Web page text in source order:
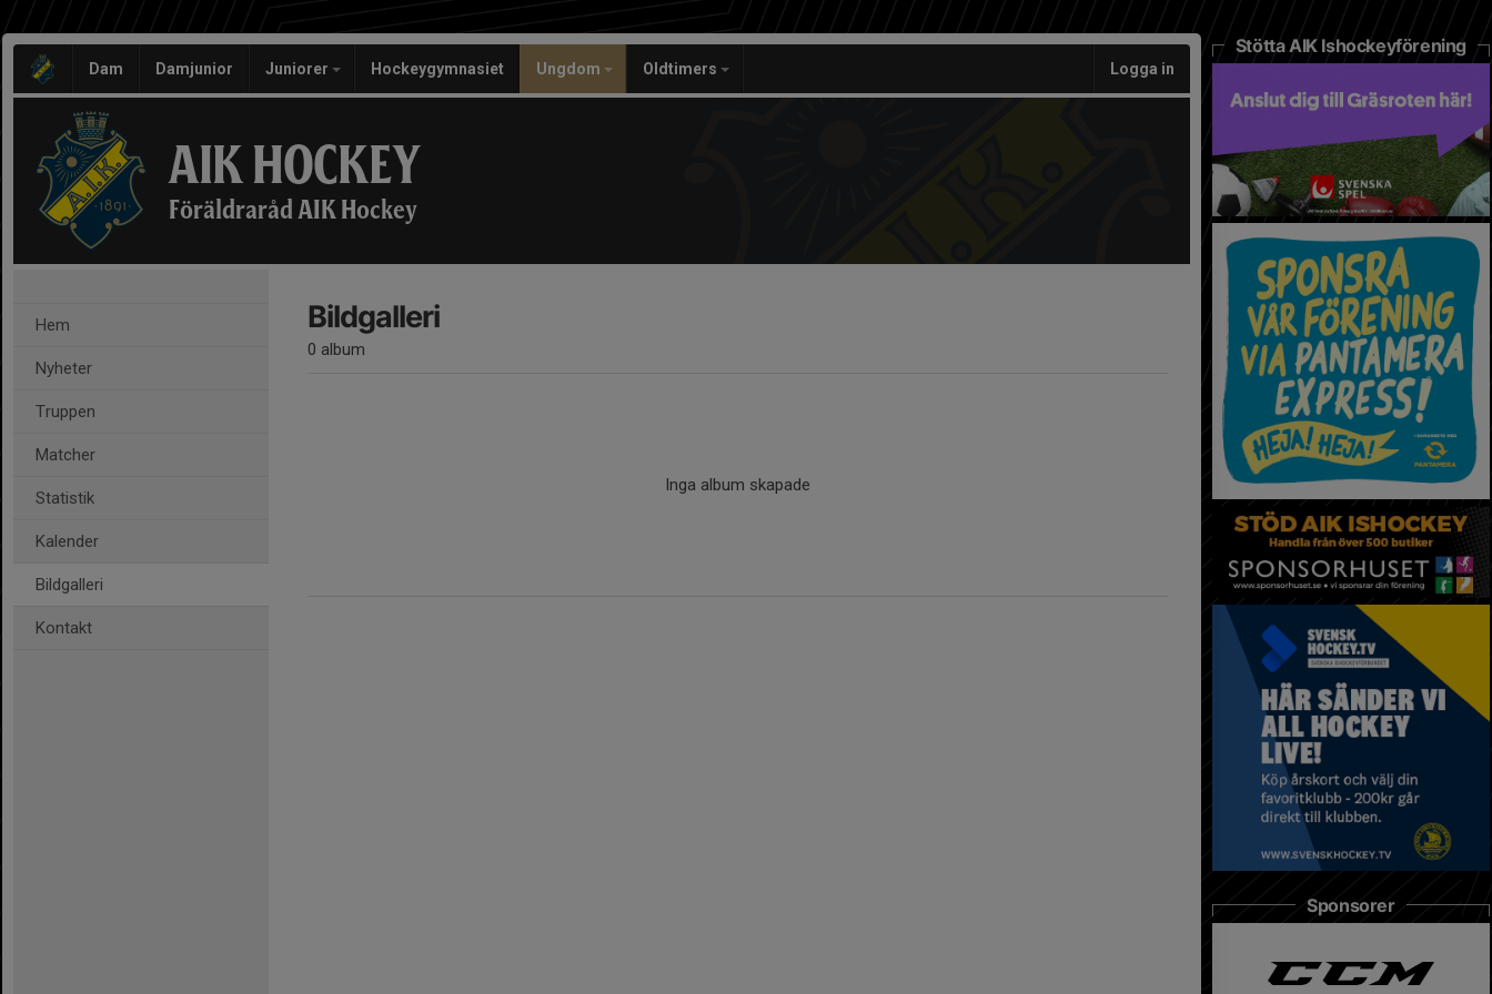
Dam Damjunior Juniorer Hockeygymnasiet Ungdom Oldtimers Logga in
AIK HOCKEY
Föräldraråd AIK Hockey
Hem
Nyheter
Truppen
Matcher
Statistik
Kalender
Bildgalleri
Kontakt
Bildgalleri
0 album
Inga album skapade
Stötta AIK Ishockeyförening
Sponsorer